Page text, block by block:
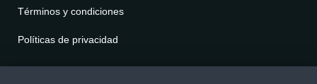
Términos y condiciones
Políticas de privacidad